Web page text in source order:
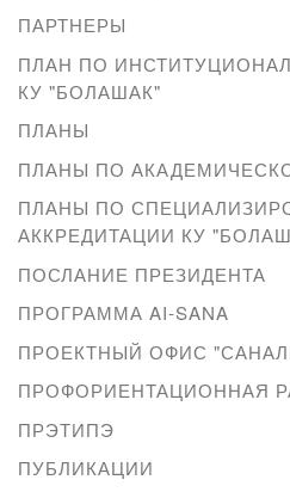
ПАРТНЕРЫ
ПЛАН ПО
КУ "БОЛАШАК"
ПЛАНЫ
ПЛАНЫ ПО
ПЛАНЫ ПО
АККРЕДИТАЦИИ КУ
ПОСЛАНИЕ ПРЕЗИДЕНТА
ПРОГРАММА AI-SANA
ПРОЕКТНЫЙ ОФИС
ПРОФОРИЕНТАЦИОННАЯ
ПРЭТИПЭ
ПУБЛИКАЦИИ